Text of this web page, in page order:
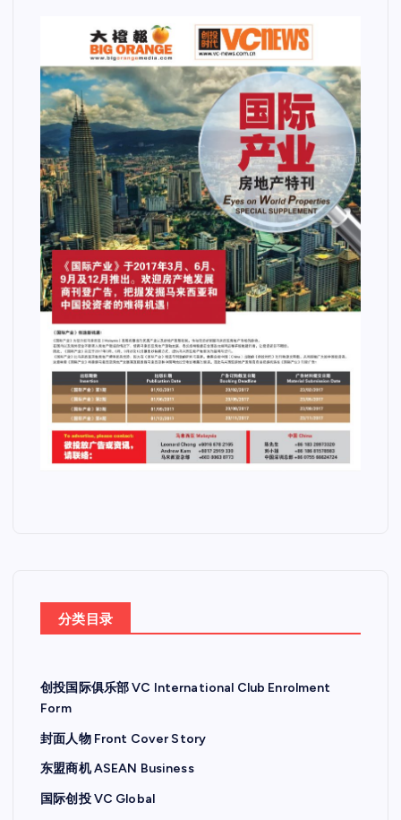
分类目录
创投国际俱乐部 VC International Club Enrolment
Form
封面人物 Front Cover Story
东盟商机 ASEAN Business
国际创投 VC Global